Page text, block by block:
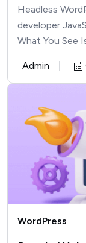
Headless
developer
What You See
Admin
WordPress